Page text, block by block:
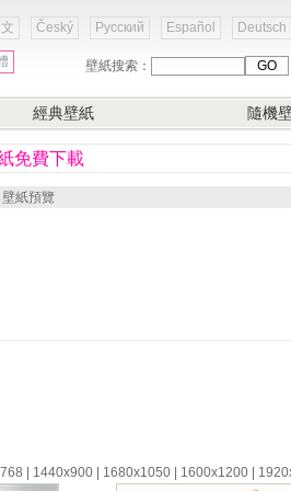
Český Русский Español Deutsch
壁紙搜索：
經典壁紙 隨機
免費下載
壁紙預覽
| 1440x900 | 1680x1050 | 1600x1200 |